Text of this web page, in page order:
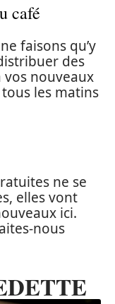
café
faisons qu’y
des
vos nouveaux
les matins
ne se
elles vont
ici.
nous